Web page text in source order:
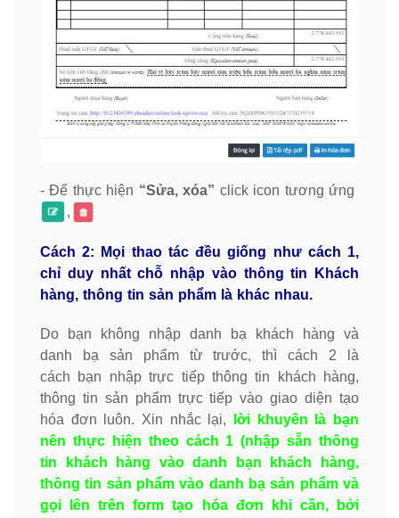
- Để thực hiện “Sửa, xóa” click icon tương ứng
,
Cách 2: Mọi thao tác đều giống như cách 1,
chỉ duy nhất chỗ nhập vào thông tin Khách
hàng, thông tin sản phẩm là khác nhau.
Do bạn không nhập danh bạ khách hàng và
danh bạ sản phẩm từ trước, thì cách 2 là
cách bạn nhập trực tiếp thông tin khách hàng,
thông tin sản phẩm trực tiếp vào giao diện tạo
hóa đơn luôn. Xin nhắc lại,
lời khuyên là bạn
nên thực hiện theo cách 1 (nhập sẵn thông
tin khách hàng vào danh bạn khách hàng,
thông tin sản phẩm vào danh bạ sản phẩm và
gọi lên trên form tạo hóa đơn khi cần, bởi